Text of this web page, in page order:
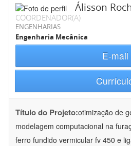
Álisson
COORDENADOR(A)
ENGENHARIAS
Engenharia Mecânica
E-mail
Título do Projeto:otimização de
modelagem computacional na
ferro fundido vermicular fv 450 e